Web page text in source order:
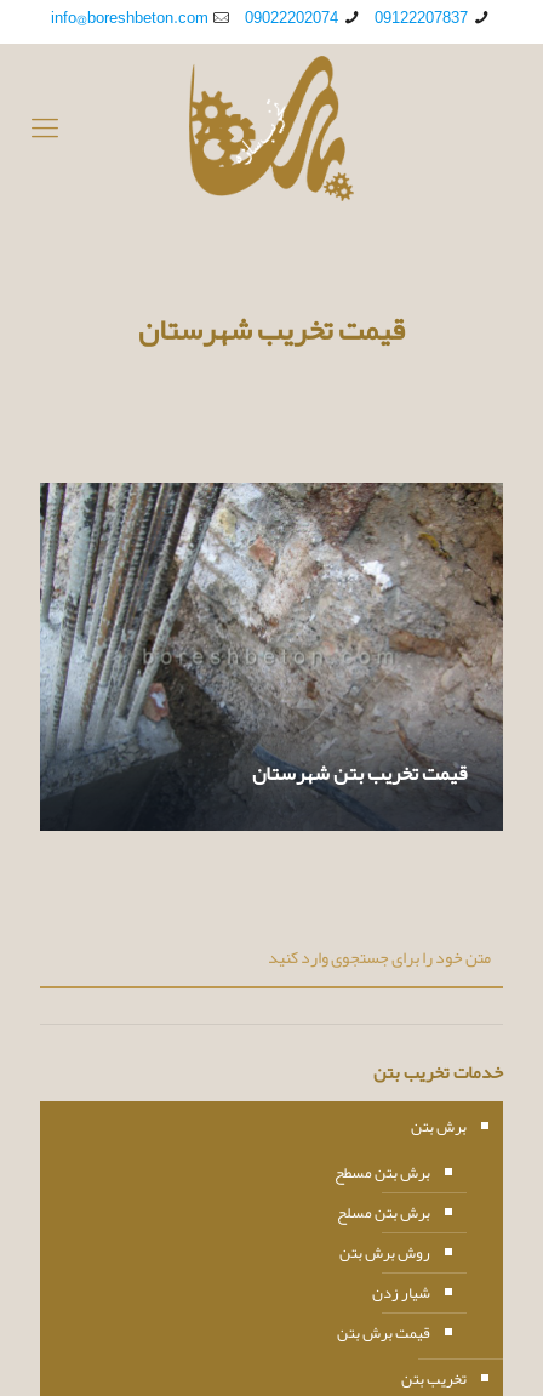
09122207837
09022202074
info@boreshbeton.com
قیمت تخریب شهرستان
قیمت تخریب بتن شهرستان
خدمات تخریب بتن
برش بتن
برش بتن مسطح
برش بتن مسلح
روش برش بتن
شیار زدن
قیمت برش بتن
تخریب بتن